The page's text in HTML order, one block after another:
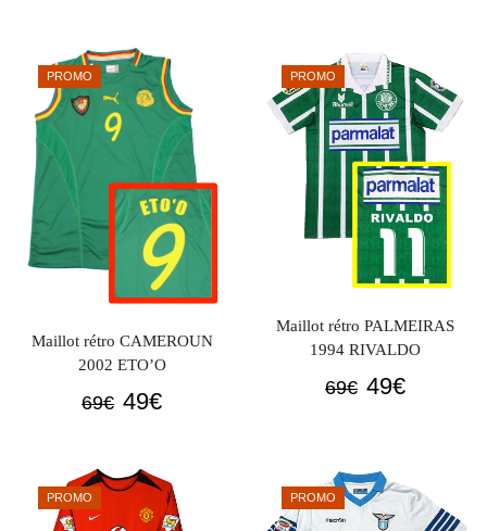
69€. 49€.
était :
69€.
est :
49€.
PROMO
Maillot rétro CAMEROUN
2002 ETO’O
69€ Le
était :
69€.
49€Le
est :
49€.
PROMO
Maillot rétro PALMEIRAS
1994 RIVALDO
69€ Le
était :
69€.
49€Le
49€.
PROMO PROMO